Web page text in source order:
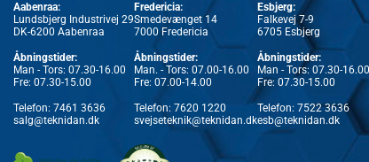
Aabenraa:
Lundsbjerg Industrivej 29
DK-6200 Aabenraa
Åbningstider:
Man - Tors: 07.30-16.00
Fre: 07.30-15.00
Telefon: 7461 3636
salg@teknidan.dk
Fredericia:
Smedevænget 14
7000 Fredericia
Åbningstider:
Man. - Tors: 07.00-16.00
Fre: 07.00-14.00
Telefon: 7620 1220
svejseteknik@teknidan.dk
Esbjerg:
Falkevej 7-9
6705 Esbjerg
Åbningstider:
Man - Tors: 07.30-16.00
Fre: 07.30-15.00
Telefon: 7522 3636
esb@teknidan.dk